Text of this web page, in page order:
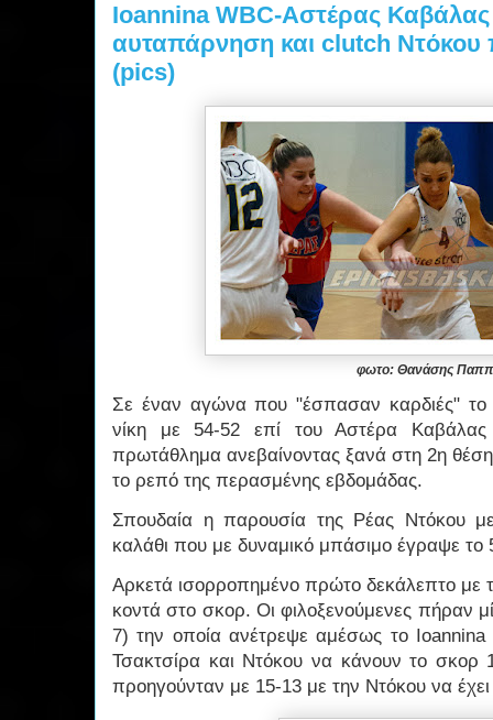
Ioannina WBC-Αστέρας
αυταπάρνηση και clutch Ντόκου
(pics)
φωτο: Θανάσης
Σε έναν αγώνα που "έσπασαν καρδιές"
νίκη με 54-52 επί του Αστέρα Καβάλας
πρωτάθλημα ανεβαίνοντας ξανά στη 2η
το ρεπό της περασμένης εβδομάδας.
Σπουδαία η παρουσία της Ρέας Ντόκου
καλάθι που με δυναμικό μπάσιμο έγραψε το
Αρκετά ισορροπημένο πρώτο δεκάλεπτο με
κοντά στο σκορ. Οι φιλοξενούμενες πήραν
7) την οποία ανέτρεψε αμέσως το
Τσακτσίρα και Ντόκου να κάνουν το σκορ
προηγούνταν με 15-13 με την Ντόκου να